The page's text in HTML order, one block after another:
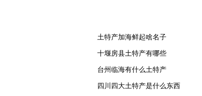
土特产加海鲜起啥名子
十堰房县土特产有哪些
台州临海有什么土特产
四川四大土特产是什么东西